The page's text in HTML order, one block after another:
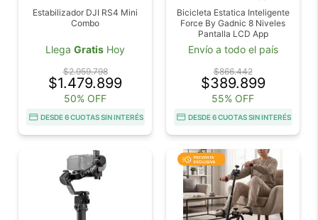
Estabilizador DJI RS4 Mini
Combo
Llega Gratis Hoy
$2.959.798
$1.479.899
50% OFF
DESDE 6 CUOTAS SIN INTERÉS
Bicicleta Estatica Inteligente
Force By Gadnic 8 Niveles
Pantalla LCD App
Envío a todo el país
$866.442
$389.899
55% OFF
DESDE 6 CUOTAS SIN INTERÉS